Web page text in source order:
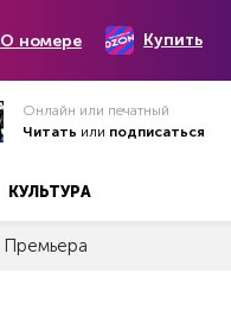
О номере Купить
Онлайн или печатный
Читать или подписаться
КУЛЬТУРА
Премьера